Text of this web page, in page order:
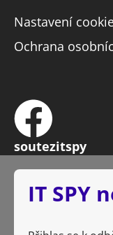
Nastavení
Ochrana
soutezitspy
IT SPY